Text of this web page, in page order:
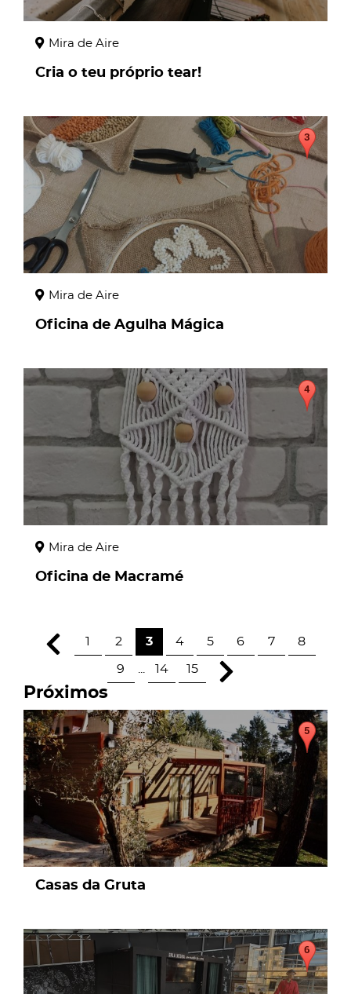
Mira de Aire
Cria o teu próprio tear!
page
Mira de Aire
Oficina de Agulha Mágica
page
Mira de Aire
Oficina de Macramé
1 2 3 4 5 6 7 8
9 14 15
Próximos
page
Casas da Gruta
page